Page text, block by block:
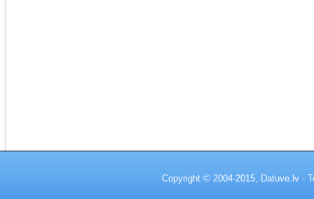
Copyright © 2004-2015, Datuve.lv -